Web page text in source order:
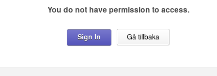
You do not have permission to access.
Sign In Gå tillbaka